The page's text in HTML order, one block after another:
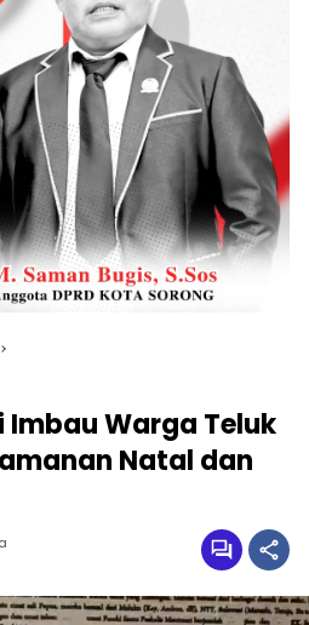
Imbau Warga Teluk
Natal dan